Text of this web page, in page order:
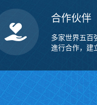
合作伙伴
多家世界五百
進行合作，建